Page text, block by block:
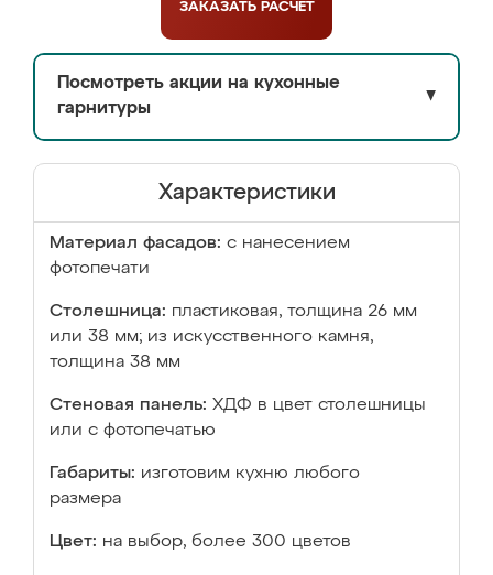
ЗАКАЗАТЬ РАСЧЁТ
Посмотреть акции на кухонные
гарнитуры
▼
Характеристики
Материал фасадов: с нанесением
фотопечати
Столешница: пластиковая, толщина 26 мм
или 38 мм; из искусственного камня,
толщина 38 мм
Стеновая панель: ХДФ в цвет столешницы
или с фотопечатью
Габариты: изготовим кухню любого
размера
Цвет: на выбор, более 300 цветов